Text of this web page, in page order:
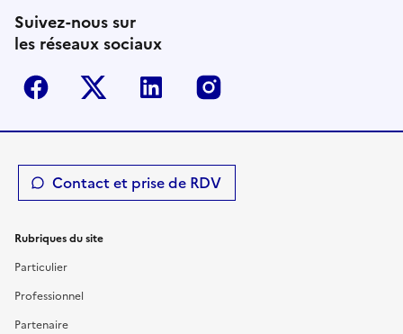
Suivez-nous sur
les réseaux sociaux
Facebook Twitter-X Linkedin
Contact et prise de RDV
Rubriques du site
Particulier
Professionnel
Partenaire